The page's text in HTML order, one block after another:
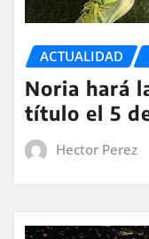
ACTUALIDAD
Noria hará
título el 5
Hector Perez